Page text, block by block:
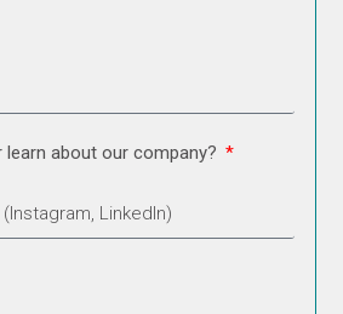
learn about our company?